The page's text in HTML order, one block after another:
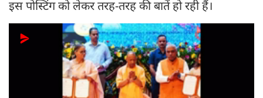
इस पोस्टिंग को लेकर तरह-तरह की बातें हो रही हैं।